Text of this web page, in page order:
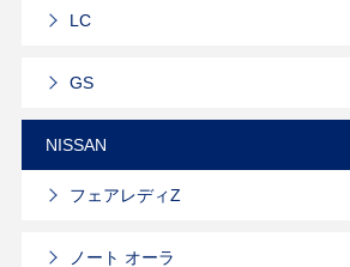
LC
GS
NISSAN
フェアレディZ
ノート オーラ